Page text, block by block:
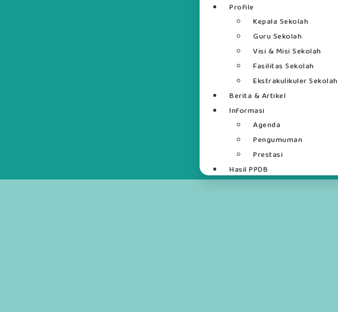
Profile
Kepala Sekolah
Guru Sekolah
Visi & Misi Sekolah
Fasilitas Sekolah
Ekstrakulikuler Sekolah
Berita & Artikel
Informasi
Agenda
Pengumuman
Prestasi
Hasil PPDB